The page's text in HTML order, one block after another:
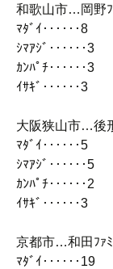
和歌山市…岡野ﾌ
ﾏﾀﾞｲ‥‥‥8
ｼﾏｱｼﾞ‥‥‥3
ｶﾝﾊﾟﾁ‥‥‥3
ｲｻｷﾞ‥‥‥3
大阪狭山市…後
ﾏﾀﾞｲ‥‥‥5
ｼﾏｱｼﾞ‥‥‥5
ｶﾝﾊﾟﾁ‥‥‥2
ｲｻｷﾞ‥‥‥3
京都市…和田ﾌｧﾐ
ﾏﾀﾞｲ‥‥‥19